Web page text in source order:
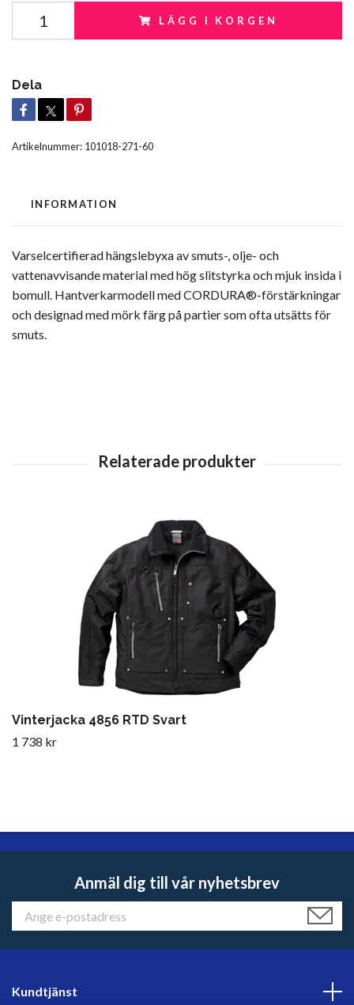
LÄGG I KORGEN
Dela
Artikelnummer: 101018-271-60
INFORMATION
Varselcertifierad hängslebyxa av smuts-, olje- och
vattenavvisande material med hög slitstyrka och mjuk insida i
bomull. Hantverkarmodell med CORDURA®-förstärkningar
och designad med mörk färg på partier som ofta utsätts för
smuts.
Vinterjacka 4856 RTD Svart
1 738 kr
Anmäl dig till vår nyhetsbrev
Kundtjänst